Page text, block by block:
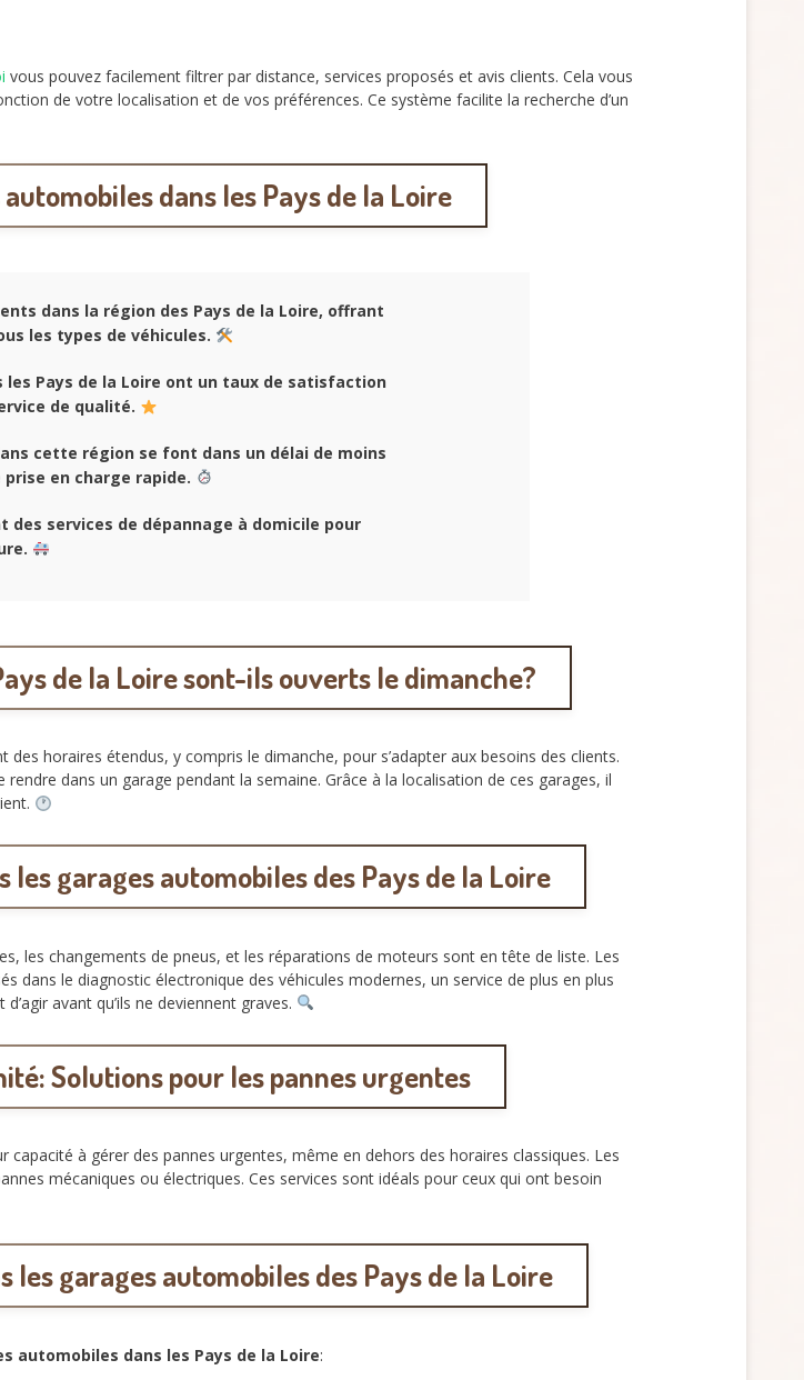
vous pouvez facilement filtrer par distance, services proposés et avis clients. Cela vous
de votre localisation et de vos préférences. Ce système facilite la recherche d’un
dans les Pays de la Loire
dans la région des Pays de la Loire, offrant
les types de véhicules.
Pays de la Loire ont un taux de satisfaction
de qualité.
cette région se font dans un délai de moins
en charge rapide.
services de dépannage à domicile pour
de la Loire sont-ils ouverts le dimanche?
des horaires étendus, y compris le dimanche, pour s’adapter aux besoins des clients.
dans un garage pendant la semaine. Grâce à la localisation de ces garages, il
lesgarages automobiles des Pays de la Loire
les changements de pneus, et les réparations de moteurs sont en tête de liste. Les
dans le diagnostic électronique des véhicules modernes, un service de plus en plus
avant qu’ils ne deviennent graves.
Solutions pour les pannes urgentes
à gérer des pannes urgentes, même en dehors des horaires classiques. Les
mécaniques ou électriques. Ces services sont idéals pour ceux qui ont besoin
les garages automobiles des Pays de la Loire
automobiles dans les Pays de la Loire: